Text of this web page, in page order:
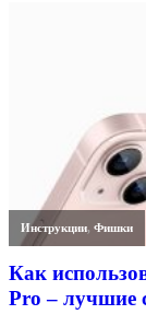
Инструкции,Фишки
Как
Pro – лучшие